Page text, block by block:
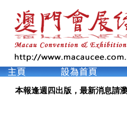
本報逢週四出版，最新消息請